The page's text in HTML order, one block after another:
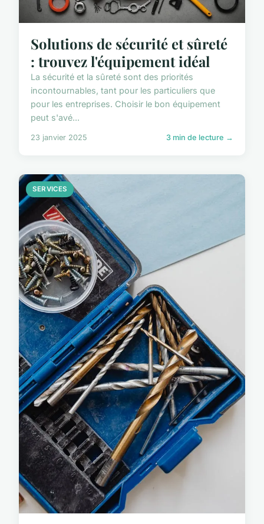
Solutions de sécurité et sûreté
: trouvez l'équipement idéal
La sécurité et la sûreté sont des priorités
incontournables, tant pour les particuliers que
pour les entreprises. Choisir le bon équipement
peut s'avé...
23 janvier 2025 3 min de lecture →
SERVICES